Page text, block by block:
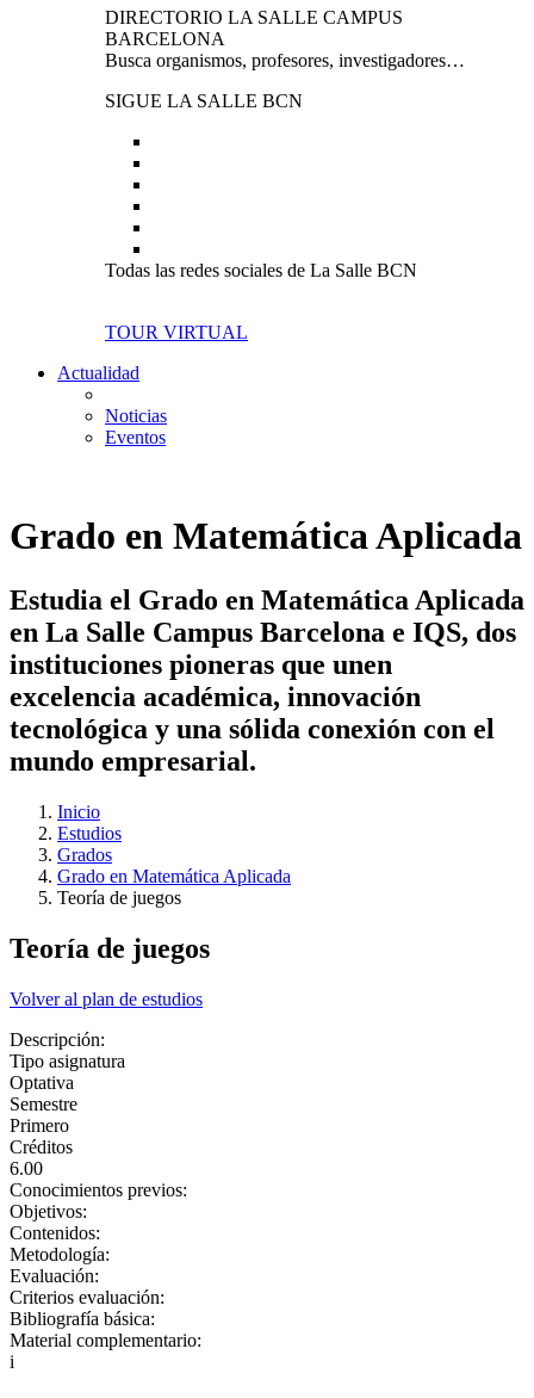
DIRECTORIO LA SALLE CAMPUS
BARCELONA
Busca organismos, profesores, investigadores…
SIGUE LA SALLE BCN
Todas las redes sociales de La Salle BCN
TOUR VIRTUAL
Actualidad
Noticias
Eventos
Grado en Matemática Aplicada
Estudia el Grado en Matemática Aplicada
en La Salle Campus Barcelona e IQS, dos
instituciones pioneras que unen
excelencia académica, innovación
tecnológica y una sólida conexión con el
mundo empresarial.
Inicio
Estudios
Grados
Grado en Matemática Aplicada
Teoría de juegos
Teoría de juegos
Volver al plan de estudios
Descripción:
Tipo asignatura
Optativa
Semestre
Primero
Créditos
6.00
Conocimientos previos:
Objetivos:
Contenidos:
Metodología:
Evaluación:
Criterios evaluación:
Bibliografía básica:
Material complementario:
i